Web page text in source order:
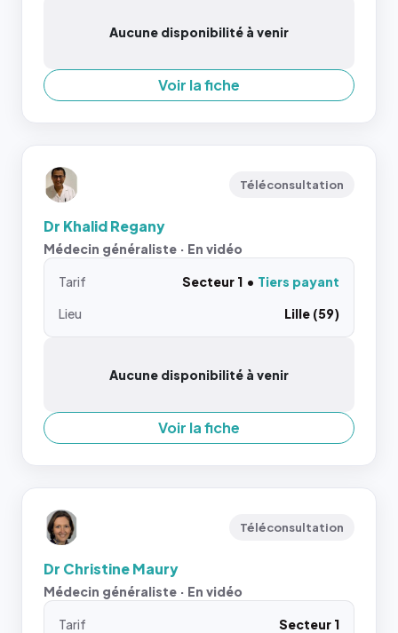
Aucune disponibilité à venir
Voir la fiche
Téléconsultation
Dr Khalid Regany
Médecin généraliste · En vidéo
Tarif Secteur 1
Tiers payant
Lieu
Lille (59)
Aucune disponibilité à venir
Voir la fiche
Téléconsultation
Dr Christine Maury
Médecin généraliste · En vidéo
Tarif
Secteur 1